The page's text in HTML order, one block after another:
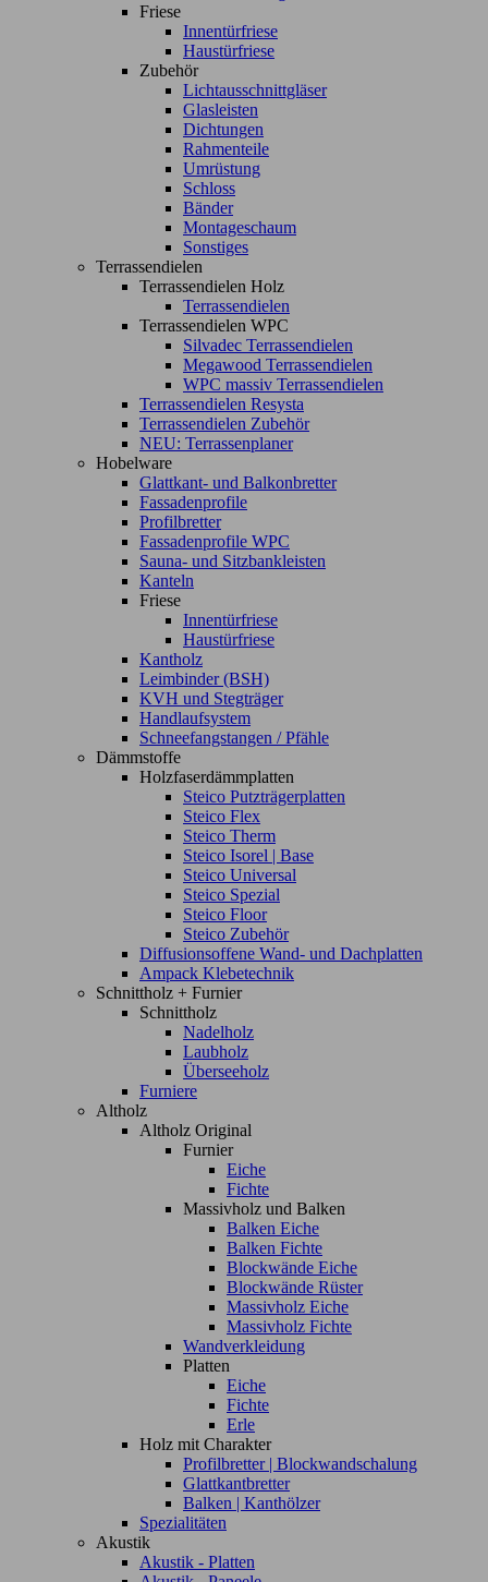
Friese
Innentürfriese
Haustürfriese
Zubehör
Lichtausschnittgläser
Glasleisten
Dichtungen
Rahmenteile
Umrüstung
Schloss
Bänder
Montageschaum
Sonstiges
Terrassendielen
Terrassendielen Holz
Terrassendielen
Terrassendielen WPC
Silvadec Terrassendielen
Megawood Terrassendielen
WPC massiv Terrassendielen
Terrassendielen Resysta
Terrassendielen Zubehör
NEU: Terrassenplaner
Hobelware
Glattkant- und Balkonbretter
Fassadenprofile
Profilbretter
Fassadenprofile WPC
Sauna- und Sitzbankleisten
Kanteln
Friese
Innentürfriese
Haustürfriese
Kantholz
Leimbinder (BSH)
KVH und Stegträger
Handlaufsystem
Schneefangstangen / Pfähle
Dämmstoffe
Holzfaserdämmplatten
Steico Putzträgerplatten
Steico Flex
Steico Therm
Steico Isorel | Base
Steico Universal
Steico Spezial
Steico Floor
Steico Zubehör
Diffusionsoffene Wand- und Dachplatten
Ampack Klebetechnik
Schnittholz + Furnier
Schnittholz
Nadelholz
Laubholz
Überseeholz
Furniere
Altholz
Altholz Original
Furnier
Eiche
Fichte
Massivholz und Balken
Balken Eiche
Balken Fichte
Blockwände Eiche
Blockwände Rüster
Massivholz Eiche
Massivholz Fichte
Wandverkleidung
Platten
Eiche
Fichte
Erle
Holz mit Charakter
Profilbretter | Blockwandschalung
Glattkantbretter
Balken | Kanthölzer
Spezialitäten
Akustik
Akustik - Platten